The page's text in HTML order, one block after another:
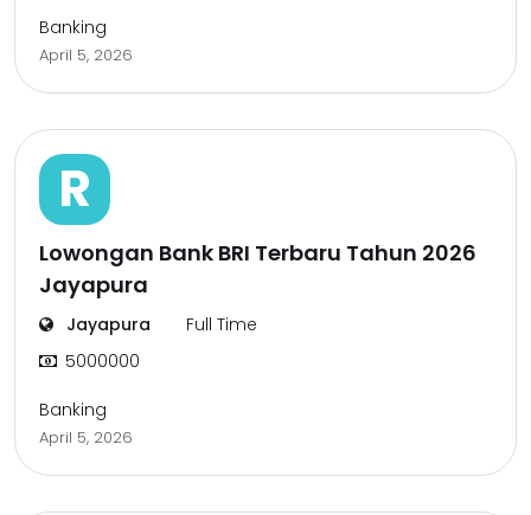
Banking
April 5, 2026
R
Lowongan Bank BRI Terbaru Tahun 2026
Jayapura
Jayapura
Full Time
5000000
Banking
April 5, 2026